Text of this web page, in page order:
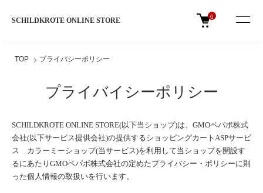
SCHILDKROTE ONLINE STORE 0
TOP プライバシーポリシー
プライバイシーポリシー
SCHILDKROTE ONLINE STORE(以下当ショップ)は、 GMOペパボ株式
会社(以下サービス提供会社)の提供するショッピングカートASPサービ
ス カラーミーショップ(当サービス)を利用して当ショップを開設す
るにあたりGMOペパボ株式会社の定めたプライバシー・ポリシーに則
った個人情報の取扱いを行います。